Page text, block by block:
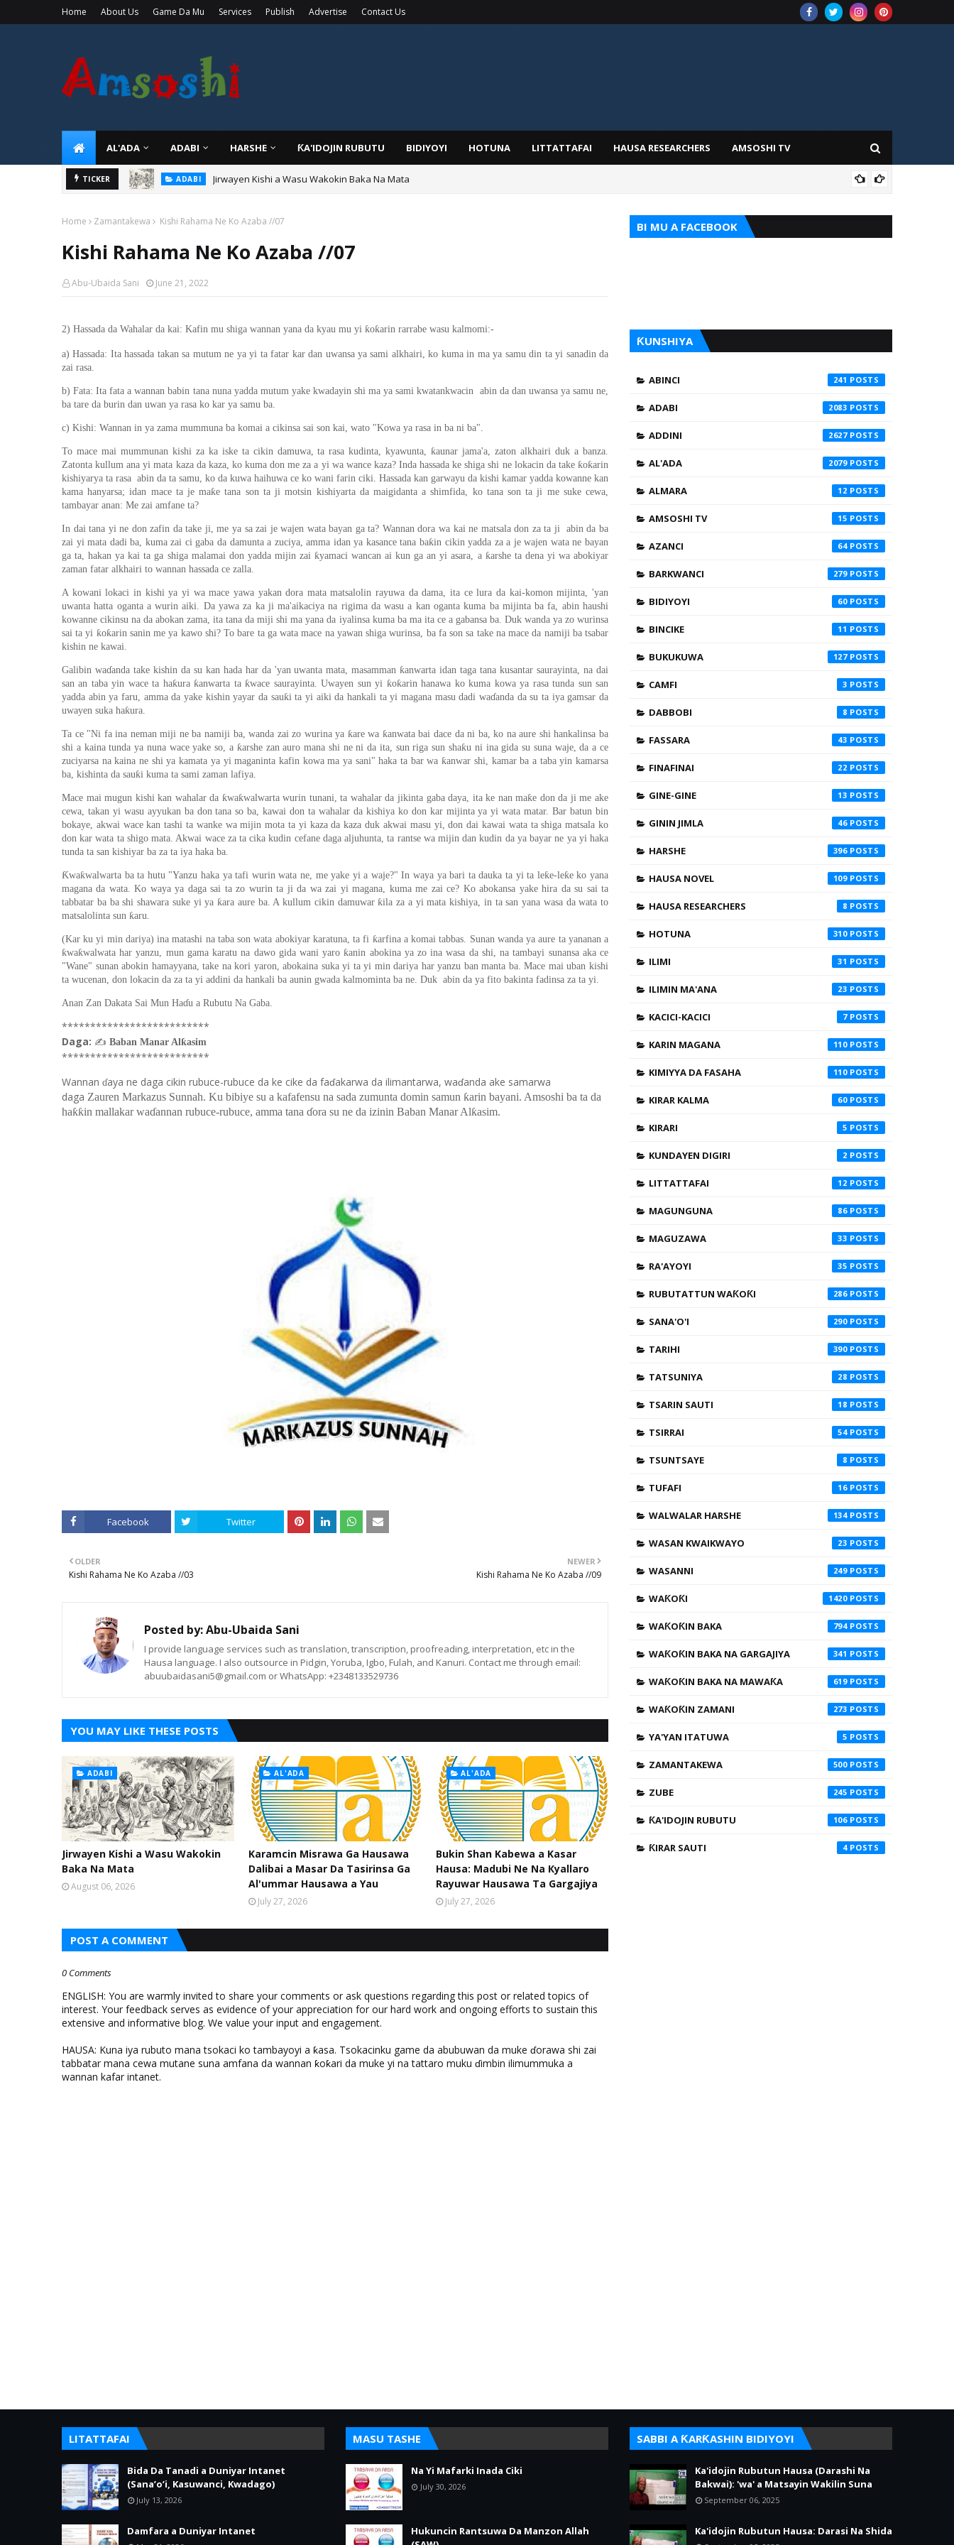
Home About Us Game Da Mu Services Publish Advertise Contact Us
AL'ADA ADABI HARSHE ƘA'IDOJIN RUBUTU BIDIYOYI HOTUNA LITTATTAFAI HAUSA RESEARCHERS AMSOSHI TV
TICKER TARIHI Sarkin Gummi Na Sha Biyar: Sarkin Mafaran Gummi Justice Lawal Hassan
Home Zamantakewa Kishi Rahama Ne Ko Azaba //07
Kishi Rahama Ne Ko Azaba //07
Abu-Ubaida Sani June 21, 2022
2) Hassada da Wahalar da kai: Kafin mu shiga wannan yana da kyau mu yi ƙoƙarin rarrabe wasu kalmomi:-
a) Hassada: Ita hassada takan sa mutum ne ya yi ta fatar kar dan uwansa ya sami alkhairi, ko kuma in ma ya samu din ta yi sanadin da
zai rasa.
b) Fata: Ita fata a wannan babin tana nuna yadda mutum yake kwadayin shi ma ya sami kwatankwacin abin da dan uwansa ya samu ne,
ba tare da burin dan uwan ya rasa ko kar ya samu ba.
c) Kishi: Wannan in ya zama mummuna ba komai a cikinsa sai son kai, wato "Kowa ya rasa in ba ni ba".
To mace mai mummunan kishi za ka iske ta cikin damuwa, ta rasa kudinta, kyawunta, ƙaunar jama'a, zaton alkhairi duk a banza.
Zatonta kullum ana yi mata kaza da kaza, ko kuma don me za a yi wa wance kaza? Inda hassada ke shiga shi ne lokacin da take ƙoƙarin
kishiyarya ta rasa abin da ta samu, ko da kuwa haihuwa ce ko wani farin ciki. Hassada kan garwayu da kishi kamar yadda kowanne kan
kama hanyarsa; idan mace ta je maƙe tana son ta ji motsin kishiyarta da maigidanta a shimfida, ko tana son ta ji me suke cewa,
tambayar anan: Me zai amfane ta?
In dai tana yi ne don zafin da take ji, me ya sa zai je wajen wata bayan ga ta? Wannan dora wa kai ne matsala don za ta ji abin da ba
zai yi mata dadi ba, kuma zai ci gaba da damunta a zuciya, amma idan ya kasance tana baƙin cikin yadda za a je wajen wata ne bayan
ga ta, hakan ya kai ta ga shiga malamai don yadda mijin zai ƙyamaci wancan ai kun ga an yi asara, a ƙarshe ta dena yi wa abokiyar
zaman fatar alkhairi to wannan hassada ce zalla.
A kowani lokaci in kishi ya yi wa mace yawa yakan dora mata matsalolin rayuwa da dama, ita ce lura da kai-komon mijinta, 'yan
uwanta hatta oganta a wurin aiki. Da yawa za ka ji ma'aikaciya na rigima da wasu a kan oganta kuma ba mijinta ba fa, abin haushi
kowanne cikinsu na da abokan zama, ita tana da miji shi ma yana da iyalinsa kuma ba ma ita ce a gabansa ba. Duk wanda ya zo wurinsa
sai ta yi ƙoƙarin sanin me ya kawo shi? To bare ta ga wata mace na yawan shiga wurinsa, ba fa son sa take na mace da namiji ba tsabar
kishin ne kawai.
Galibin waɗanda take kishin da su kan hada har da 'yan uwanta mata, masamman ƙanwarta idan taga tana kusantar saurayinta, na dai
san an taba yin wace ta haƙura ƙanwarta ta ƙwace saurayinta. Uwayen sun yi ƙoƙarin hanawa ko kuma kowa ya rasa tunda sun san
yadda abin ya faru, amma da yake kishin yayar da sauƙi ta yi aiki da hankali ta yi magana masu dadi waɗanda da su ta iya gamsar da
uwayen suka haƙura.
Ta ce "Ni fa ina neman miji ne ba namiji ba, wanda zai zo wurina ya ƙare wa ƙanwata bai dace da ni ba, ko na aure shi hankalinsa ba
shi a kaina tunda ya nuna wace yake so, a ƙarshe zan auro mana shi ne ni da ita, sun riga sun shaƙu ni ina gida su suna waje, da a ce
zuciyarsa na kaina ne shi ya kamata ya yi maganinta kafin kowa ma ya sani" haka ta bar wa ƙanwar shi, kamar ba a taba yin kamarsa
ba, kishinta da sauƙi kuma ta sami zaman lafiya.
Mace mai mugun kishi kan wahalar da ƙwaƙwalwarta wurin tunani, ta wahalar da jikinta gaba daya, ita ke nan maƙe don da ji me ake
cewa, takan yi wasu ayyukan ba don tana so ba, kawai don ta wahalar da kishiya ko don kar mijinta ya yi wata matar. Bar batun bin
bokaye, akwai wace kan tashi ta wanke wa mijin mota ta yi kaza da kaza duk akwai masu yi, don dai kawai wata ta shiga matsala ko
don kar wata ta shigo mata. Akwai wace za ta cika kudin cefane daga aljuhunta, ta rantse wa mijin dan kudin da ya bayar ne ya yi haka
tunda ta san kishiyar ba za ta iya haka ba.
Ƙwaƙwalwarta ba ta hutu "Yanzu haka ya tafi wurin wata ne, me yake yi a waje?" In waya ya bari ta dauka ta yi ta leƙe-leƙe ko yana
magana da wata. Ko waya ya daga sai ta zo wurin ta ji da wa zai yi magana, kuma me zai ce? Ko abokansa yake hira da su sai ta
tabbatar ba ba shi shawara suke yi ya ƙara aure ba. A kullum cikin damuwar ƙila za a yi mata kishiya, in ta san yana wasa da wata to
matsalolinta sun ƙaru.
(Kar ku yi min dariya) ina matashi na taba son wata abokiyar karatuna, ta fi ƙarfina a komai tabbas. Sunan wanda ya aure ta yananan a
ƙwaƙwalwata har yanzu, mun gama karatu na dawo gida wani yaro ƙanin abokina ya zo ina wasa da shi, na tambayi sunansa aka ce
"Wane" sunan abokin hamayyana, take na kori yaron, abokaina suka yi ta yi min dariya har yanzu ban manta ba. Mace mai uban kishi
ta wucenan, don lokacin da za ta yi addini da hankali ba aunin gwada kalmominta ba ne. Duk abin da ya fito bakinta fadinsa za ta yi.
Anan Zan Dakata Sai Mun Haɗu a Rubutu Na Gaba.
**************************
Daga: ✍ Baban Manar Alƙasim
**************************
Wannan ɗaya ne daga cikin rubuce-rubuce da ke cike da faɗakarwa da ilimantarwa, waɗanda ake samarwa
daga Zauren Markazus Sunnah. Ku bibiye su a kafafensu na sada zumunta domin samun ƙarin bayani. Amsoshi ba ta da
haƙƙin mallakar waɗannan rubuce-rubuce, amma tana ɗora su ne da izinin Baban Manar Alƙasim.
Facebook Twitter
NEWER
Kishi Rahama Ne Ko Azaba //09
OLDER
Kishi Rahama Ne Ko Azaba //03
Posted by:Abu-Ubaida Sani
I provide language services such as translation, transcription, proofreading, interpretation, etc in the
Hausa language. I also outsource in Pidgin, Yoruba, Igbo, Fulah, and Kanuri. Contact me through email:
abuubaidasani5@gmail.com or WhatsApp: +2348133529736
YOU MAY LIKE THESE POSTS
ADABI
Jirwayen Kishi a Wasu Wakokin
Baka Na Mata
August 06, 2026
AL'ADA
Karamcin Misrawa Ga Hausawa
Dalibai a Masar Da Tasirinsa Ga
Al'ummar Hausawa a Yau
July 27, 2026
AL'ADA
Bukin Shan Kabewa a Kasar
Hausa: Madubi Ne Na Кyallaro
Rayuwar Hausawa Ta Gargajiya
July 27, 2026
POST A COMMENT
0 Comments
ENGLISH: You are warmly invited to share your comments or ask questions regarding this post or related topics of
interest. Your feedback serves as evidence of your appreciation for our hard work and ongoing efforts to sustain this
extensive and informative blog. We value your input and engagement.
HAUSA: Kuna iya rubuto mana tsokaci ko tambayoyi a ƙasa. Tsokacinku game da abubuwan da muke ɗorawa shi zai
tabbatar mana cewa mutane suna amfana da wannan ƙoƙari da muke yi na tattaro muku ɗimbin ilimummuka a
wannan kafar intanet.
BI MU A FACEBOOK
ƘUNSHIYA
ABINCI 241
ADABI 2083
ADDINI 2627
AL'ADA 2079
ALMARA 12
AMSOSHI TV 15
AZANCI 64
BARKWANCI 279
BIDIYOYI 60
BINCIKE 11
BUKUKUWA 127
CAMFI 3
DABBOBI 8
FASSARA 43
FINAFINAI 22
GINE-GINE 13
GININ JIMLA 46
HARSHE 396
HAUSA NOVEL 109
HAUSA RESEARCHERS 8
HOTUNA 310
ILIMI 31
ILIMIN MA'ANA 23
KACICI-KACICI 7
KARIN MAGANA 110
KIMIYYA DA FASAHA 110
KIRAR KALMA 60
KIRARI 5
KUNDAYEN DIGIRI 2
LITTATTAFAI 12
MAGUNGUNA 86
MAGUZAWA 33
RA'AYOYI 35
RUBUTATTUN WAƘOƘI 286
SANA'O'I 290
TARIHI 390
TATSUNIYA 28
TSARIN SAUTI 18
TSIRRAI 54
TSUNTSAYE 8
TUFAFI 16
WALWALAR HARSHE 134
WASAN KWAIKWAYO 23
WASANNI 249
WAƘOƘI 1420
WAƘOƘIN BAKA 794
WAƘOƘIN BAKA NA GARGAJIYA 341
WAƘOƘIN BAKA NA MAWAƘA 619
WAƘOƘIN ZAMANI 273
YA'YAN ITATUWA 5
ZAMANTAKEWA 500
ZUBE 245
ƘA'IDOJIN RUBUTU 106
ƘIRAR SAUTI 4
LITATTAFAI
Bida Da Tanadi a Duniyar Intanet
(Sana’o’i, Kasuwanci, Kwadago)
July 13, 2026
Damfara a Duniyar Intanet
MASU TASHE
Na Yi Mafarki Inada Ciki
July 30, 2026
Hukuncin Rantsuwa Da Manzon Allah
SABBI A ƘARƘASHIN BIDIYOYI
Ka'idojin Rubutun Hausa (Darashi Na
Bakwai): 'wa' a Matsayin Wakilin Suna
September 06, 2025
Ka'idojin Rubutun Hausa: Darasi Na Shida